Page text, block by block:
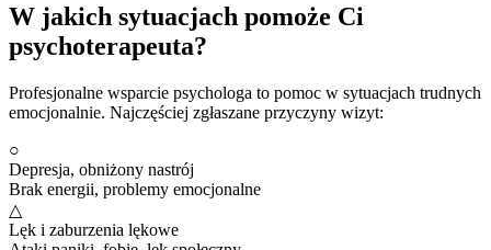
W jakich sytuacjach pomoże Ci
psychoterapeuta?
Profesjonalne wsparcie psychologa to pomoc w sytuacjach trudnych
emocjonalnie. Najczęściej zgłaszane przyczyny wizyt:
○
Depresja, obniżony nastrój
Brak energii, problemy emocjonalne
△
Lęk i zaburzenia lękowe